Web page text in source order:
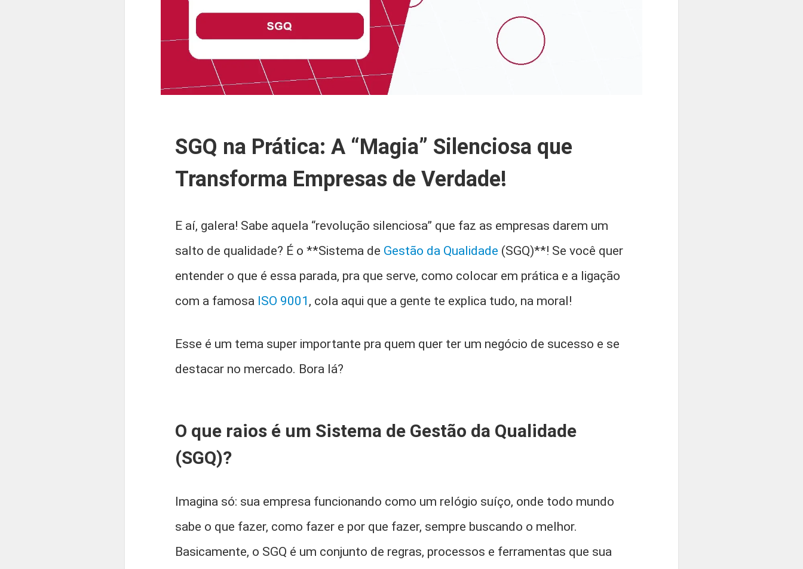
SGQ na Prática: A “Magia” Silenciosa que
Transforma Empresas de Verdade!
E aí, galera! Sabe aquela “revolução silenciosa” que faz as empresas darem um
salto de qualidade? É o **Sistema de Gestão da Qualidade (SGQ)**! Se você quer
entender o que é essa parada, pra que serve, como colocar em prática e a ligação
com a famosa ISO 9001 , cola aqui que a gente te explica tudo, na moral!
Esse é um tema super importante pra quem quer ter um negócio de sucesso e se
destacar no mercado. Bora lá?
O que raios é um Sistema de Gestão da Qualidade
(SGQ)?
Imagina só: sua empresa funcionando como um relógio suíço, onde todo mundo
sabe o que fazer, como fazer e por que fazer, sempre buscando o melhor.
Basicamente, o SGQ é um conjunto de regras, processos e ferramentas que sua